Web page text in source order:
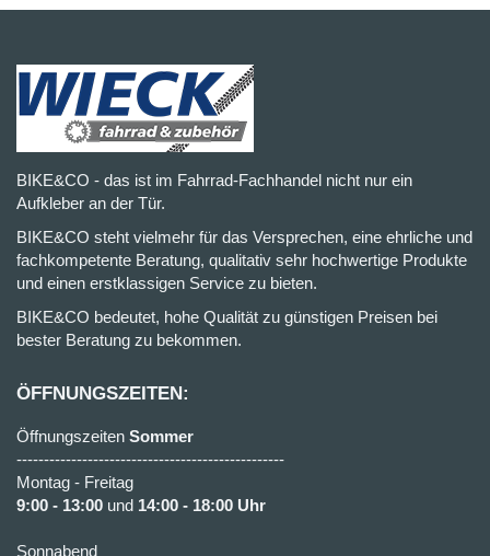
BIKE&CO - das ist im Fahrrad-Fachhandel nicht nur ein
Aufkleber an der Tür.
BIKE&CO steht vielmehr für das Versprechen, eine ehrliche und
fachkompetente Beratung, qualitativ sehr hochwertige Produkte
und einen erstklassigen Service zu bieten.
BIKE&CO bedeutet, hohe Qualität zu günstigen Preisen bei
bester Beratung zu bekommen.
ÖFFNUNGSZEITEN:
Öffnungszeiten Sommer
-------------------------------------------------
Montag - Freitag
9:00 - 13:00 und 14:00 - 18:00 Uhr
Sonnabend